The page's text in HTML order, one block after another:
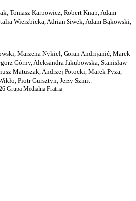
Tomasz Karpowicz, Robert Knap, Adam
Wierzbicka, Adrian Siwek, Adam Bąkowski,
Marzena Nykiel, Goran Andrijanić, Marek
Górny, Aleksandra Jakubowska, Stanisław
Matuszak, Andrzej Potocki, Marek Pyza,
Piotr Gursztyn, Jerzy Szmit.
Grupa Medialna Fratria